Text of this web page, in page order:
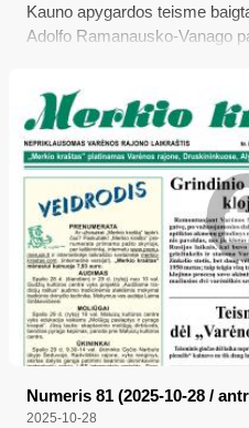
Kauno apygardos teisme
Adolfo Ramanausko-Vanago
nuo trejų iki ketverių metų
Numeris 81 (2025-10-28 /
2025-10-28